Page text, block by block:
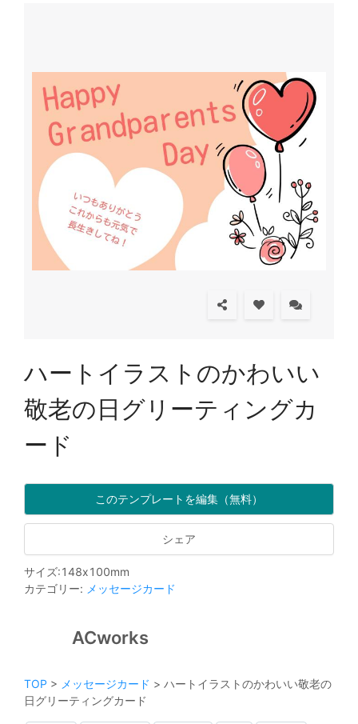
ハートイラストのかわいい
敬老の日グリーティングカ
ード
このテンプレートを編集（無料）
シェア
サイズ:148x100mm
カテゴリー: メッセージカード
ACworks
TOP > メッセージカード > ハートイラストのかわいい敬老の
日グリーティングカード